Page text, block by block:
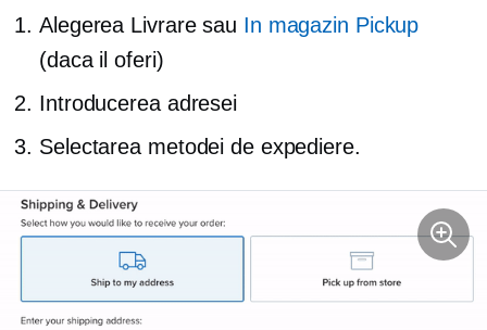
Alegerea Livrare sau In magazin Pickup
(daca il oferi)
Introducerea adresei
Selectarea metodei de expediere.